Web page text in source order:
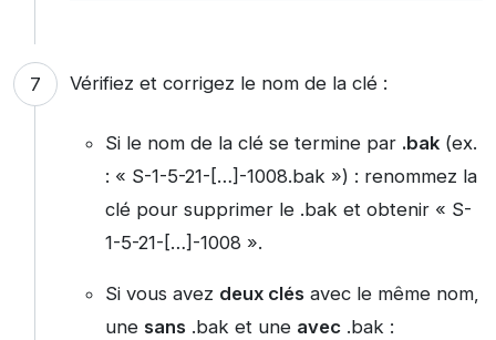
Vérifiez et corrigez le nom de la clé :
Si le nom de la clé se termine par .bak(ex.
: « S-1-5-21-[…]-1008.bak ») : renommez la
clé pour supprimer le .bak et obtenir « S-
1-5-21-[…]-1008 ».
Si vous avez deux clésavec le même nom,
une sans.bak et une avec.bak :